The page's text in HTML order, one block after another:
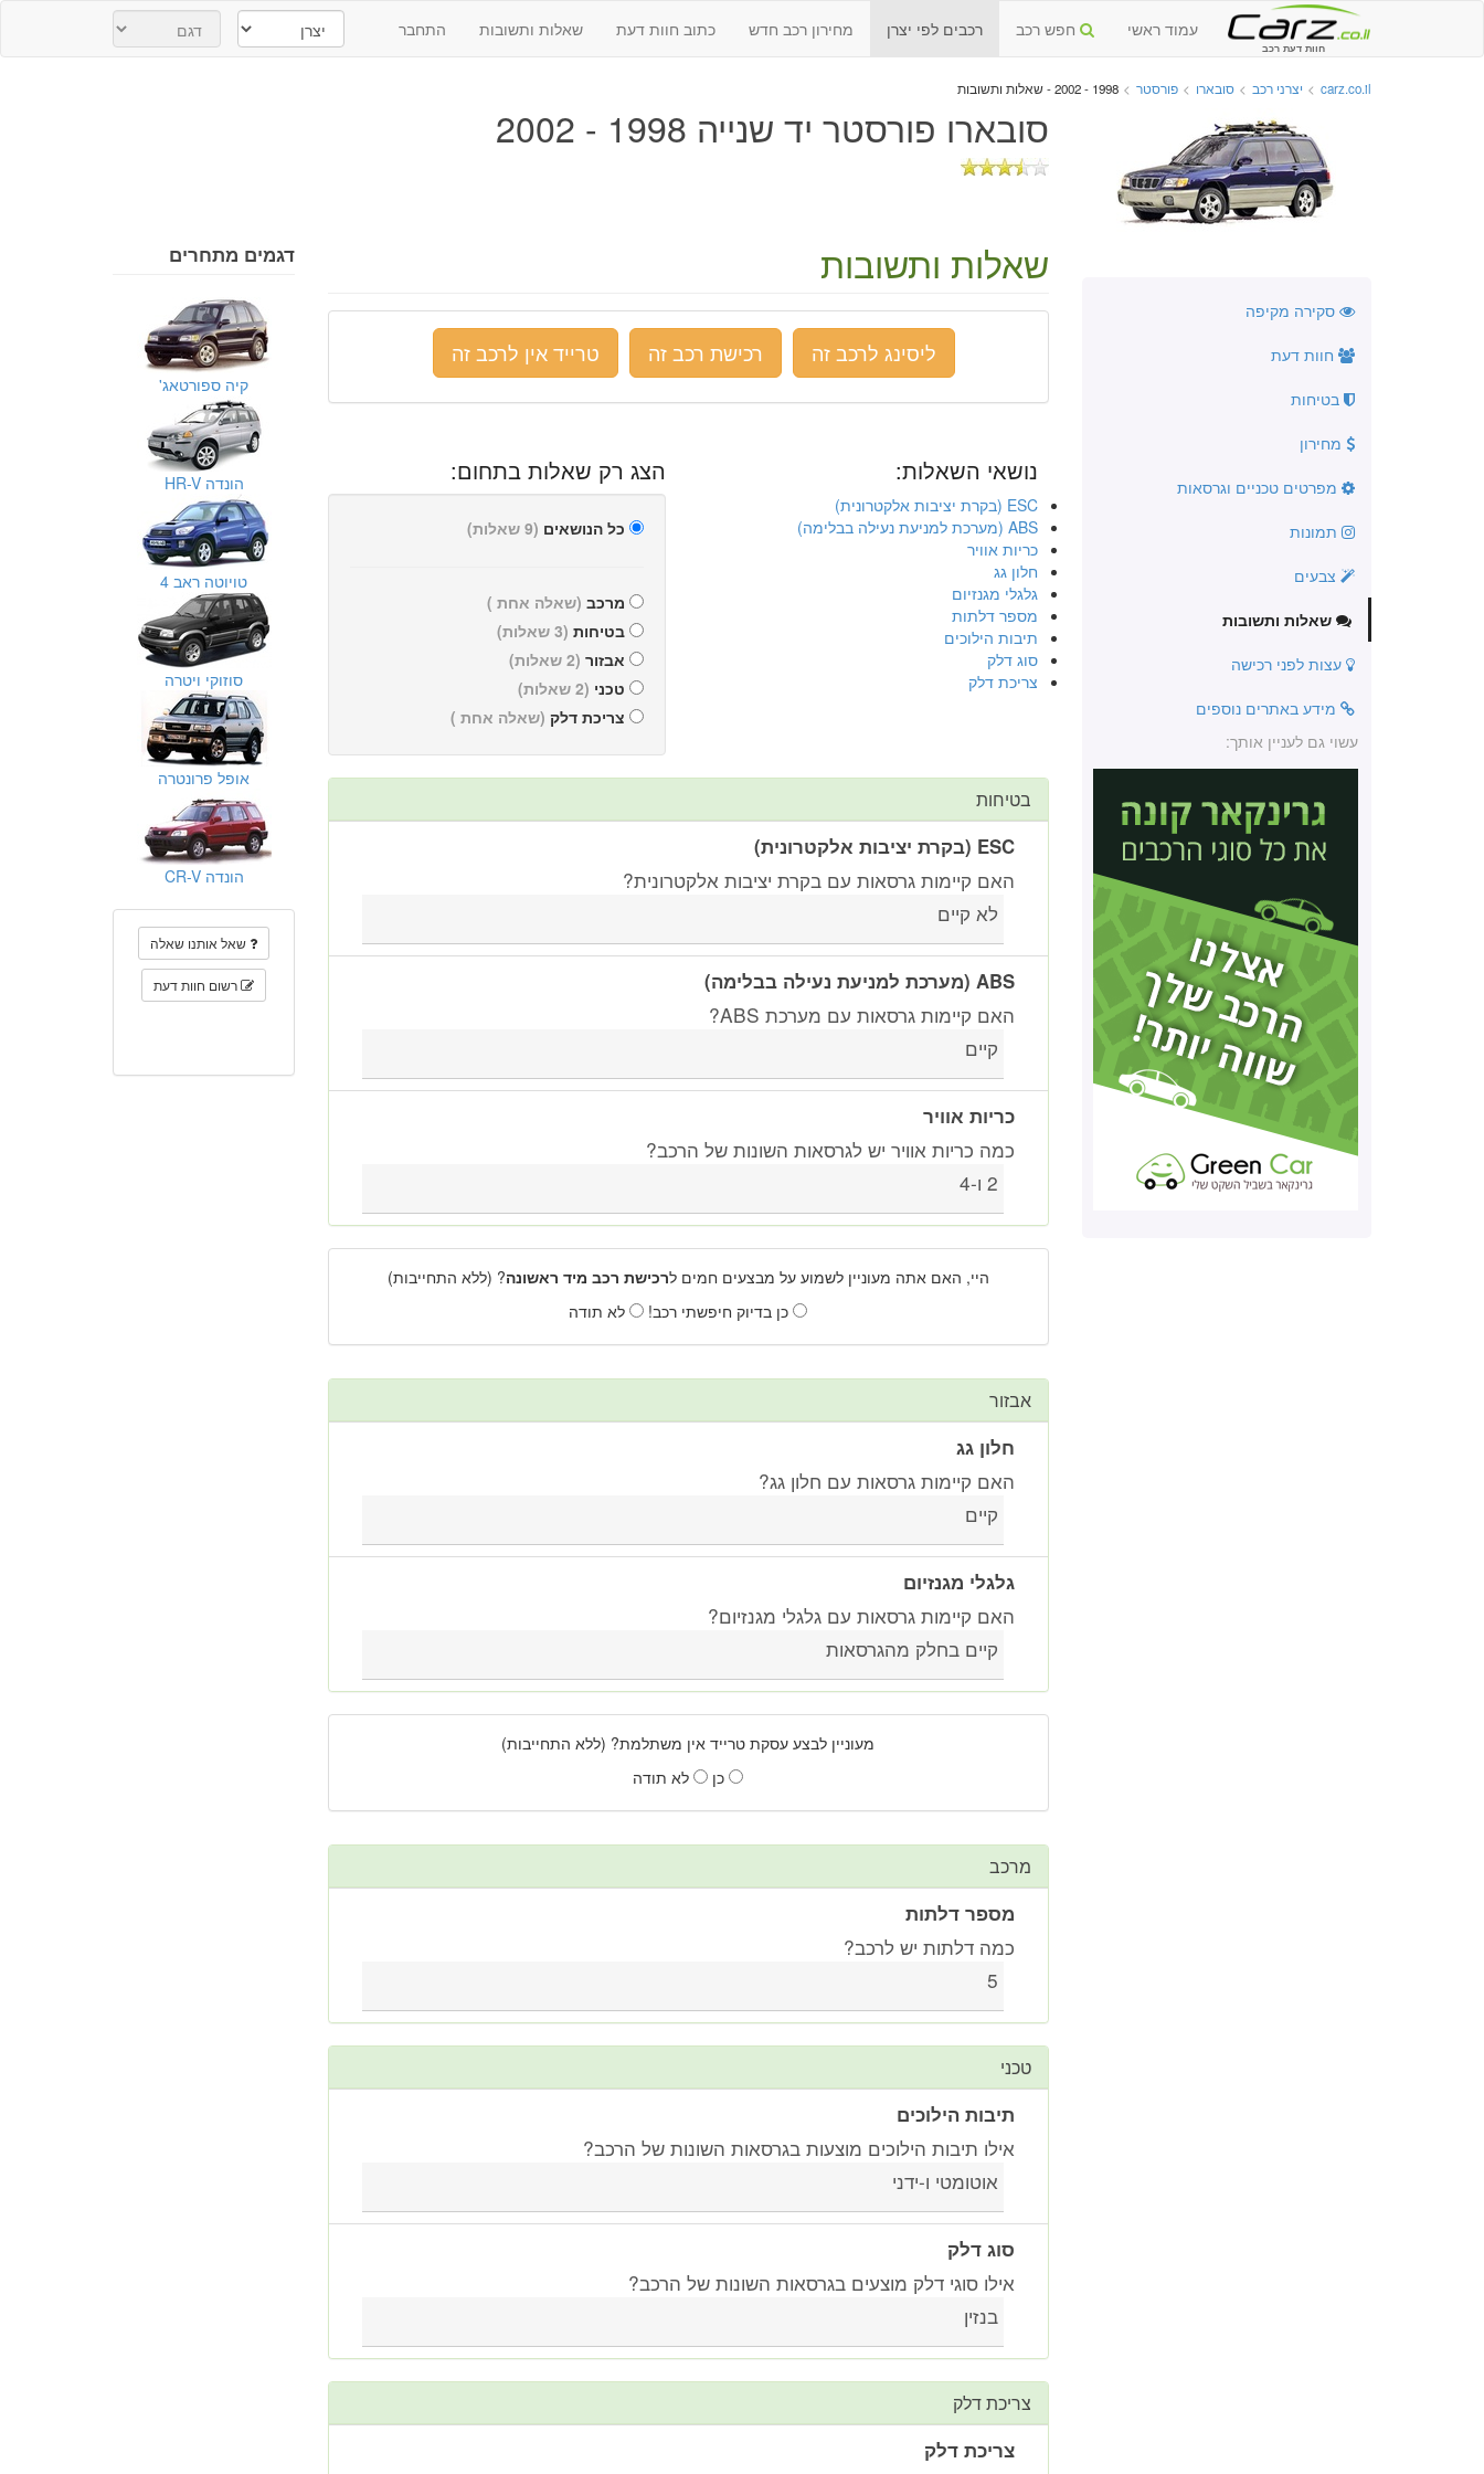
חוות דעת רכב
עמוד ראשי חפש רכב רכבים לפי יצרן מחירון רכב חדש כתוב חוות דעת שאלות ותשובות התחבר
carz.co.il
> יצרני רכב > סובארו > פורסטר > 1998 - 2002 - שאלות ותשובות
סובארו פורסטר יד שנייה 1998 - 2002
סקירה מקיפה
חוות דעת
בטיחות
מחירון
מפרטים טכניים וגרסאות
תמונות
צבעים
שאלות ותשובות
עצות לפני רכישה
מידע באתרים נוספים
עשוי גם לעניין אותך:
שאלות ותשובות
ליסינג לרכב זה רכישת רכב זה טרייד אין לרכב זה
נושאי השאלות:
ESC (בקרת יציבות אלקטרונית)
ABS (מערכת למניעת נעילה בבלימה)
כריות אוויר
חלון גג
גלגלי מגנזיום
מספר דלתות
תיבות הילוכים
סוג דלק
צריכת דלק
הצג רק שאלות בתחום:
כל הנושאים (9 שאלות)
מרכב (שאלה אחת )
בטיחות (3 שאלות)
אבזור (2 שאלות)
טכני (2 שאלות)
צריכת דלק (שאלה אחת )
בטיחות
ESC (בקרת יציבות אלקטרונית)
האם קיימות גרסאות עם בקרת יציבות אלקטרונית?
לא קיים
ABS (מערכת למניעת נעילה בבלימה)
האם קיימות גרסאות עם מערכת ABS?
קיים
כריות אוויר
כמה כריות אוויר יש לגרסאות השונות של הרכב?
2 ו-4
היי, האם אתה מעוניין לשמוע על מבצעים חמים לרכישת רכב מיד ראשונה? (ללא התחייבות)
כן בדיוק חיפשתי רכב!
לא תודה
אבזור
חלון גג
האם קיימות גרסאות עם חלון גג?
קיים
גלגלי מגנזיום
האם קיימות גרסאות עם גלגלי מגנזיום?
קיים בחלק מהגרסאות
מעוניין לבצע עסקת טרייד אין משתלמת? (ללא התחייבות)
כן
לא תודה
מרכב
מספר דלתות
כמה דלתות יש לרכב?
5
טכני
תיבות הילוכים
אילו תיבות הילוכים מוצעות בגרסאות השונות של הרכב?
אוטומטי ו-ידני
סוג דלק
אילו סוגי דלק מוצעים בגרסאות השונות של הרכב?
בנזין
צריכת דלק
צריכת דלק
דגמים מתחרים
קיה ספורטאג'
הונדה HR-V
טויוטה ראב 4
סוזוקי ויטרה
אופל פרונטרה
הונדה CR-V
שאל אותנו שאלה
רשום חוות דעת